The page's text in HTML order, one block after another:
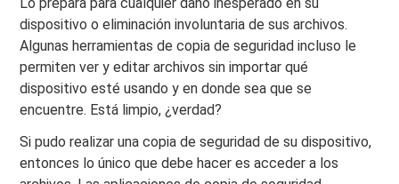
dispositivo o eliminación involuntaria de sus archivos.
Algunas herramientas de copia de seguridad incluso le
permiten ver y editar archivos sin importar qué
dispositivo esté usando y en donde sea que se
encuentre. Está limpio, ¿verdad?
Si pudo realizar una copia de seguridad de su dispositivo,
entonces lo único que debe hacer es acceder a los